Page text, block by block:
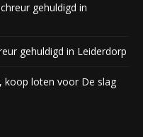
gehuldigd in
gehuldigd in Leiderdorp
koop loten voor De slag